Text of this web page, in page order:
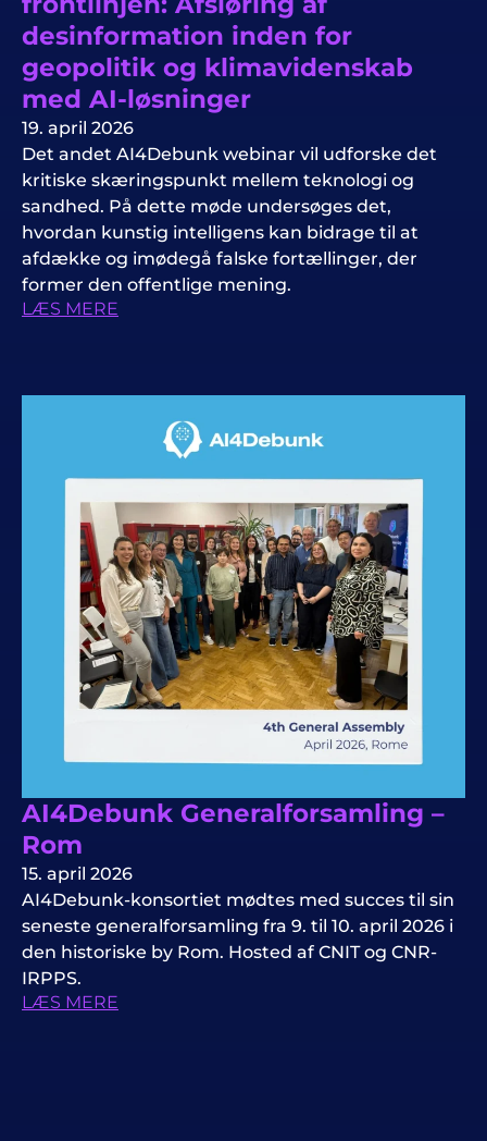
desinformation inden for
geopolitik og klimavidenskab
med AI-løsninger
19. april 2026
Det andet AI4Debunk webinar vil udforske det
kritiske skæringspunkt mellem teknologi og
sandhed. På dette møde undersøges det,
hvordan kunstig intelligens kan bidrage til at
afdække og imødegå falske fortællinger, der
former den offentlige mening.
LÆS MERE
AI4Debunk Generalforsamling –
Rom
15. april 2026
AI4Debunk-konsortiet mødtes med succes til sin
seneste generalforsamling fra 9. til 10. april 2026 i
den historiske by Rom. Hosted af CNIT og CNR-
IRPPS.
LÆS MERE